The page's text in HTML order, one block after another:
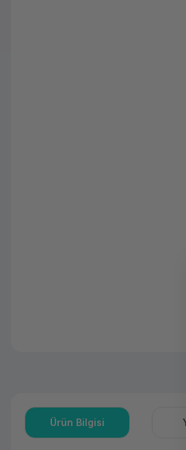
Ürün Bilgisi